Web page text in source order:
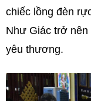
chiếc lồng đèn
Như Giác trở nên
yêu thương.